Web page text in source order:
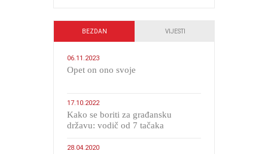
BEZDAN VIJESTI
06.11.2023
​Opet on ono svoje
17.10.2022
Kako se boriti za građansku
državu: vodič od 7 tačaka
28.04.2020